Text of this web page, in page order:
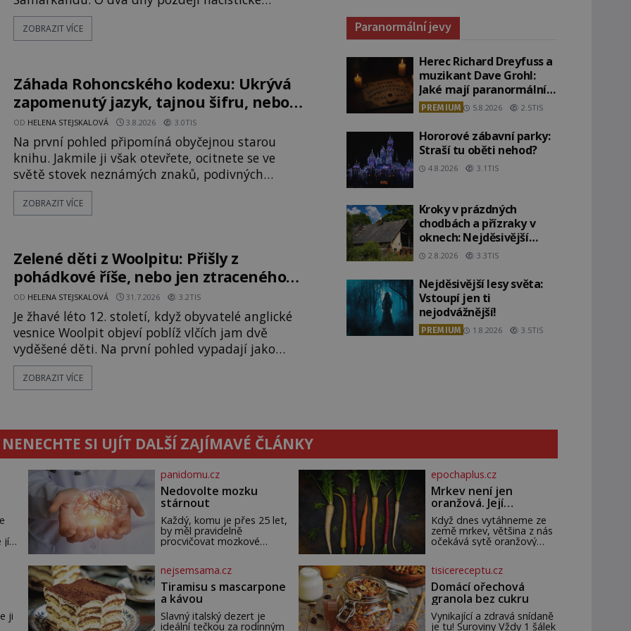
Německo zahajuje operaci Barbarossa a napadá
Sovětský svaz. Shoda dat je natolik zarážející, že
fascinující souhru okolností? Když antropolog
Michail Gerasimov (1907-1970) a
ZOBRAZIT VÍCE
Záhada Rohoncského kodexu: Ukrývá
zapomenutý jazyk, tajnou šifru, nebo
mistrovský podvrh?
OD HELENA STEJSKALOVÁ 3.8.2026 3.0TIS
Na první pohled připomíná obyčejnou starou
knihu. Jakmile ji však otevřete, ocitnete se ve
světě stovek neznámých znaků, podivných
ilustrací a textu, který už téměř dvě století
vzdoruje všem pokusům o rozluštění. Rohoncský
napsal, kdy vznikl ani co vlastně vypráví.
Rohoncský kodex se poprvé objevuje v roce
ZOBRAZIT VÍCE
Zelené děti z Woolpitu: Přišly z
pohádkové říše, nebo jen ztraceného
světa?
OD HELENA STEJSKALOVÁ 31.7.2026 3.2TIS
Je žhavé léto 12. století, když obyvatelé anglické
vesnice Woolpit objeví poblíž vlčích jam dvě
vyděšené děti. Na první pohled vypadají jako
každé jiné, až na jednu děsivou výjimku. Jejich
kůže má nazelenalý odstín, mluví
jednou z největších záhad středověké Anglie a ani
po téměř devíti stech letech není
ZOBRAZIT VÍCE
Paranormální jevy
Herec Richard Dreyfuss a
muzikant Dave Grohl:
Jaké mají paranormální
zážitky?
PREMIUM 5.8.2026 2.5TIS
Hororové zábavní parky:
Straší tu oběti nehod?
4.8.2026 3.1TIS
Kroky v prázdných
chodbách a přízraky v
oknech: Nejděsivější
domy v Česku budí hrůzu
2.8.2026 3.3TIS
Nejděsivější lesy světa:
Vstoupí jen ti
nejodvážnější!
PREMIUM 1.8.2026 3.5TIS
NENECHTE SI UJÍT DALŠÍ ZAJÍMAVÉ ČLÁNKY
jí
panidomu.cz
Nedovolte mozku
stárnout
Každý, komu je přes 25 let,
by měl pravidelně
procvičovat mozkové
paměť. Možná máte
problém vzpomenout si na
jméno kolegy z práce.
Nebo marně v paměti
lovíte název knížky, kterou
jste nedávno přečetli. Je to
epochaplus.cz
Mrkev není jen
oranžová. Její
neuvěřitelný příběh
začíná fialovou barvou
Když dnes vytáhneme ze
země mrkev, většina z nás
očekává sytě oranžový
možné, jen ne oranžová. Je
fialová, žlutá, bílá, někdy
dokonce téměř černá. Až
díky stovkám let pečlivého
šlechtění se z ní stává
zelenina, bez které si
ji
nejsemsama.cz
Tiramisu s mascarpone
a kávou
Slavný italský dezert je
ideální tečkou za rodinným
tisicereceptu.cz
Domácí ořechová
granola bez cukru
Vynikající a zdravá snídaně
je tu! Suroviny Vždy 1 šálek